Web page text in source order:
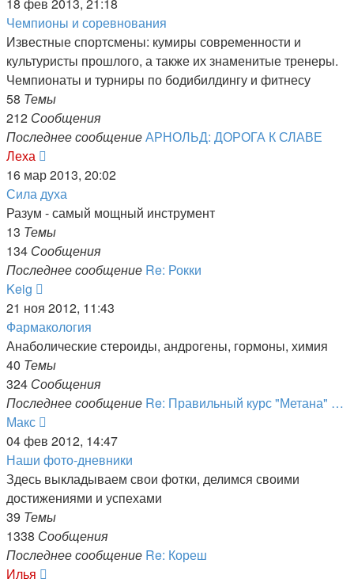
последнему
сообщению
Чемпионы и соревнования
Известные спортсмены: кумиры современности и
культуристы прошлого, а также их знаменитые тренеры.
Чемпионаты и турниры по бодибилдингу и фитнесу
58 Темы
212 Сообщения
Последнее сообщениеАРНОЛЬД: ДОРОГА К СЛАВЕ
Леха
к
последнему
сообщению
16 мар 2013, 20:02
Сила духа
Разум - самый мощный инструмент
13 Темы
134 Сообщения
Последнее сообщение Re: Рокки
Keig
к
последнему
сообщению
21 ноя 2012, 11:43
Фармакология
Анаболические стероиды, андрогены, гормоны, химия
40 Темы
324 Сообщения
Последнее сообщение Re: Правильный курс "Метана" …
Макс
к
последнему
сообщению
04 фев 2012, 14:47
Наши фото-дневники
Здесь выкладываем свои фотки, делимся своими
достижениями и успехами
39 Темы
1338 Сообщения
Последнее сообщение Re: Кореш
Илья